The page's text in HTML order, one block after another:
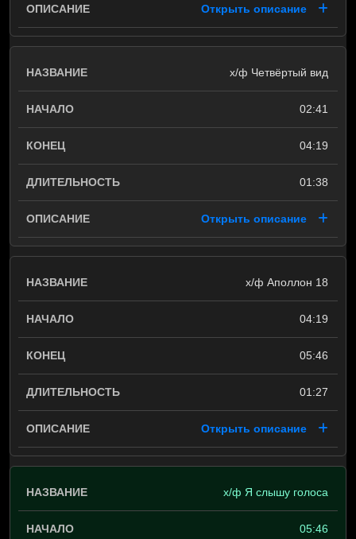
Открыть описание
х/ф Четвёртый вид
02:41
04:19
01:38
Открыть описание
х/ф Аполлон 18
04:19
05:46
01:27
Открыть описание
х/ф Я слышу голоса
05:46